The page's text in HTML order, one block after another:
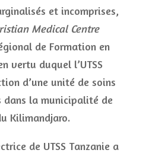
et incomprises,
Medical Centre
de Formation en
vertu duquel l’UTSS
d’une unité de soins
dans la municipalité de
Kilimandjaro.
de UTSS Tanzanie a